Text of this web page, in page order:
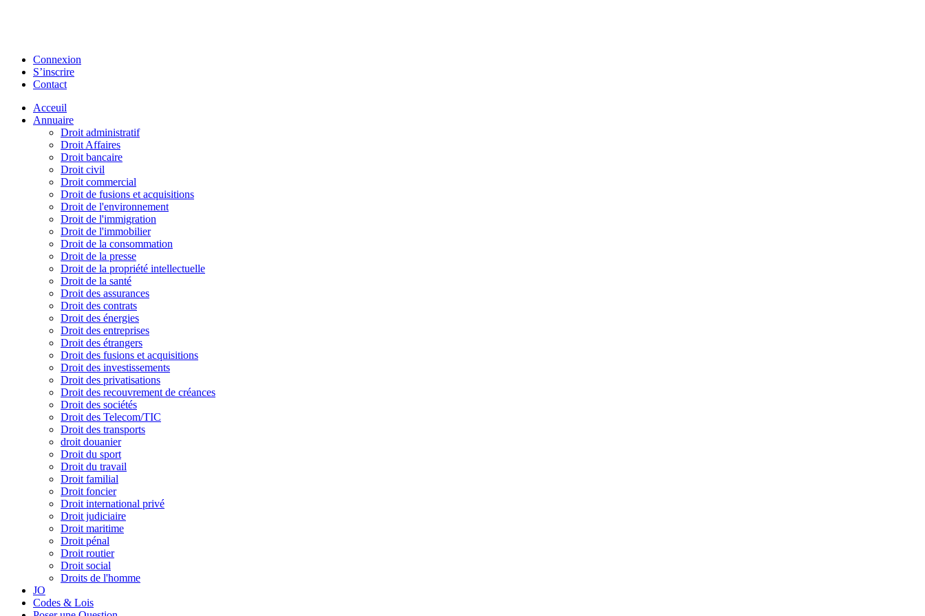
Connexion
S’inscrire
Contact
Acceuil
Annuaire
Droit administratif
Droit Affaires
Droit bancaire
Droit civil
Droit commercial
Droit de fusions et acquisitions
Droit de l'environnement
Droit de l'immigration
Droit de l'immobilier
Droit de la consommation
Droit de la presse
Droit de la propriété intellectuelle
Droit de la santé
Droit des assurances
Droit des contrats
Droit des énergies
Droit des entreprises
Droit des étrangers
Droit des fusions et acquisitions
Droit des investissements
Droit des privatisations
Droit des recouvrement de créances
Droit des sociétés
Droit des Telecom/TIC
Droit des transports
droit douanier
Droit du sport
Droit du travail
Droit familial
Droit foncier
Droit international privé
Droit judiciaire
Droit maritime
Droit pénal
Droit routier
Droit social
Droits de l'homme
JO
Codes & Lois